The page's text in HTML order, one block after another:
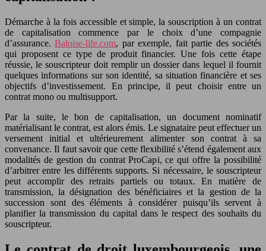
Démarche à la fois accessible et simple, la souscription à un contrat
de capitalisation commence par le choix d’une compagnie
d’assurance.Baloise-life.com, par exemple, fait partie des sociétés
qui proposent ce type de produit financier. Une fois cette étape
réussie, le souscripteur doit remplir un dossier dans lequel il fournit
quelques informations sur son identité, sa situation financière et ses
objectifs d’investissement. En principe, il peut choisir entre un
contrat mono ou multisupport.
Par la suite, le bon de capitalisation, un document nominatif
matérialisant le contrat, est alors émis. Le signataire peut effectuer un
versement initial et ultérieurement alimenter son contrat à sa
convenance. Il faut savoir que cette flexibilité s’étend également aux
modalités de gestion du contrat ProCapi, ce qui offre la possibilité
d’arbitrer entre les différents supports. Si nécessaire, le souscripteur
peut accomplir des retraits partiels ou totaux. En matière de
transmission, la désignation des bénéficiaires et la gestion de la
succession sont des éléments à considérer puisqu’ils servent à
planifier la transmission du capital dans le respect des souhaits du
souscripteur.